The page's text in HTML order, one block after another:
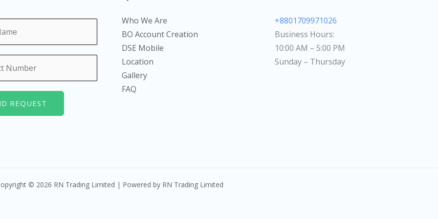
REQUEST
Who We Are
BO Account Creation
DSE Mobile
Location
Gallery
FAQ
+8801709971026
Business Hours:
10:00 AM – 5:00 PM
Sunday – Thursday
© 2026 RN Trading Limited | Powered by RN Trading Limited